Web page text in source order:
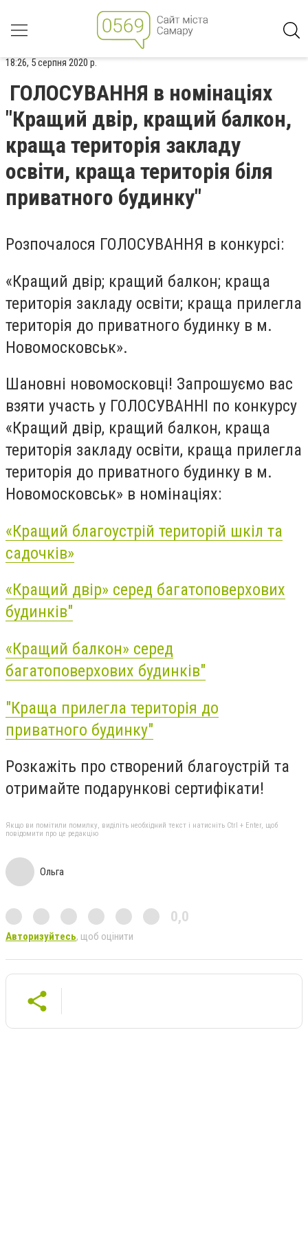
18:26, 5 серпня 2020 р.
ГОЛОСУВАННЯ в номінаціях
"Кращий двір, кращий балкон,
краща територія закладу
освіти, краща територія біля
приватного будинку"
Розпочалося ГОЛОСУВАННЯ в конкурсі:
«Кращий двір; кращий балкон; краща
територія закладу освіти; краща прилегла
територія до приватного будинку в м.
Новомосковськ».
Шановні новомосковці! Запрошуємо вас
взяти участь у ГОЛОСУВАННІ по конкурсу
«Кращий двір, кращий балкон, краща
територія закладу освіти, краща прилегла
територія до приватного будинку в м.
Новомосковськ» в номінаціях:
«Кращий благоустрій територій шкіл та
садочків»
«Кращий двір» серед багатоповерхових
будинків"
«Кращий балкон» серед
багатоповерхових будинків"
"Краща прилегла територія до
приватного будинку"
Розкажіть про створений благоустрій та
отримайте подарункові сертифікати!
Якщо ви помітили помилку, виділіть необхідний текст і натисніть Ctrl + Enter, щоб
повідомити про це редакцію
Ольга
0,0
Авторизуйтесь, щоб оцінити